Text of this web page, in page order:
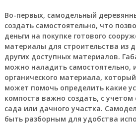
Во-первых, самодельный
создать самостоятельно, что
деньги на покупке готового
материалы для строительства из
других доступных материалов.
можно наладить самостоятельно,
органического материала,
может помочь определить какие
компоста важно создать, с
сада или дачного участка.
быть разборным для удобства